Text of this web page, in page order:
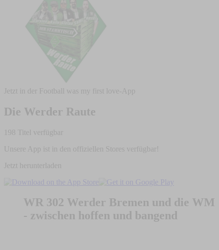
Jetzt in der Football was my first love-App
Die Werder Raute
198 Titel verfügbar
Unsere App ist in den offiziellen Stores verfügbar!
Jetzt herunterladen
WR 302 Werder Bremen und die WM
- zwischen hoffen und bangend